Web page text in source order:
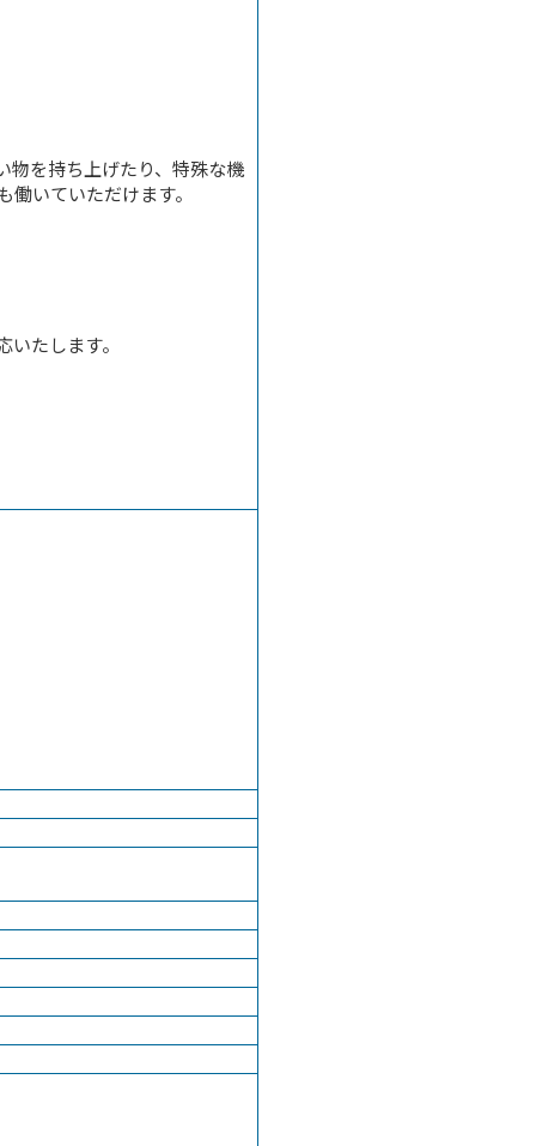
物を持ち上げたり、特殊な機
いていただけます。
たします。